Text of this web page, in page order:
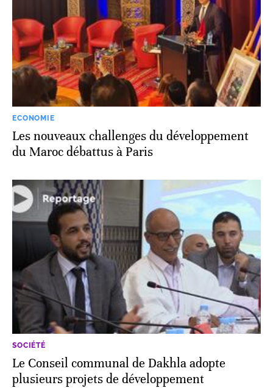
ECONOMIE
Les nouveaux challenges du développement
du Maroc débattus à Paris
SOCIÉTÉ
Le Conseil communal de Dakhla adopte
plusieurs projets de développement